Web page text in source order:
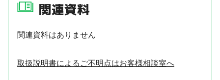
関連資料
関連資料はありません
取扱説明書によるご不明点はお客様相談室へ